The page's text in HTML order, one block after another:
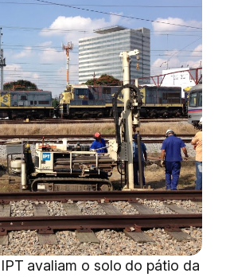
avaliam o solo do pátio da